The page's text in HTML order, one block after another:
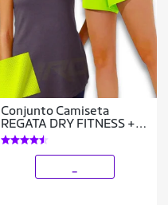
Conjunto Camiseta
REGATA DRY FITNESS +
Short TACTEL FEMININO
Academia Corrida Yoga
PLT 590